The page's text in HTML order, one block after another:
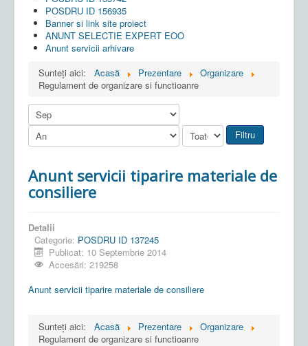
POSDRU ID 156935
Banner si link site proiect
ANUNT SELECTIE EXPERT EOO
Anunt servicii arhivare
Sunteți aici:
Acasă Prezentare
Organizare
Regulament de organizare si functioanre
Filtru
Anunt servicii tiparire materiale de
consiliere
Detalii
Categorie: POSDRU ID 137245
Publicat: 10 Septembrie 2014
Accesări: 219258
Anunt servicii tiparire materiale de consiliere
Sunteți aici: Acasă Prezentare
Organizare
Regulament de organizare si functioanre